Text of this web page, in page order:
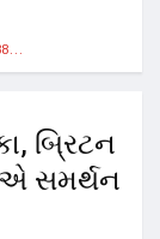
બ્રિટન
સમર્થન